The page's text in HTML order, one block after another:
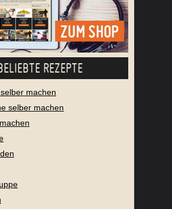
REZEPTE
machen
selber machen